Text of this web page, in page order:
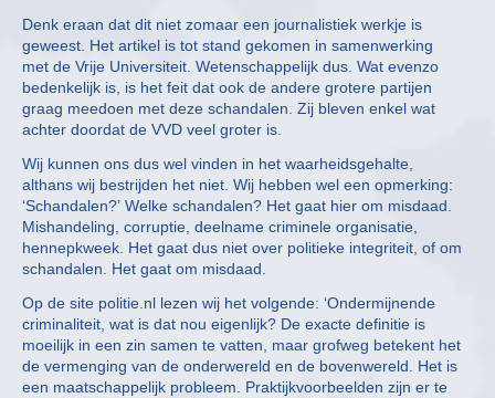
Denk eraan dat dit niet zomaar een journalistiek werkje is
geweest. Het artikel is tot stand gekomen in samenwerking
met de Vrije Universiteit. Wetenschappelijk dus. Wat evenzo
bedenkelijk is, is het feit dat ook de andere grotere partijen
graag meedoen met deze schandalen. Zij bleven enkel wat
achter doordat de VVD veel groter is.
Wij kunnen ons dus wel vinden in het waarheidsgehalte,
althans wij bestrijden het niet. Wij hebben wel een opmerking:
‘Schandalen?’ Welke schandalen? Het gaat hier om misdaad.
Mishandeling, corruptie, deelname criminele organisatie,
hennepkweek. Het gaat dus niet over politieke integriteit, of om
schandalen. Het gaat om misdaad.
Op de site politie.nl lezen wij het volgende: ‘Ondermijnende
criminaliteit, wat is dat nou eigenlijk? De exacte definitie is
moeilijk in een zin samen te vatten, maar grofweg betekent het
de vermenging van de onderwereld en de bovenwereld. Het is
een maatschappelijk probleem. Praktijkvoorbeelden zijn er te